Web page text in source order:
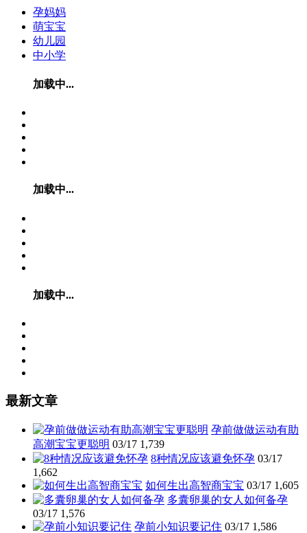
孕妈妈
萌宝宝
幼儿园
中小学
加载中...
加载中...
加载中...
最新文章
孕前做做运动有助
高潮宝宝更聪明 03/17 1,739
8种情况应该避免怀孕 03/17
1,662
如何生出高智商宝宝 03/17 1,605
多囊卵巢的女人如何备孕
03/17 1,576
孕前小知识要记住 03/17 1,586